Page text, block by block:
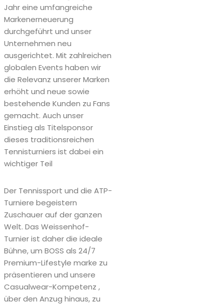
Jahr eine umfangreiche
Markenerneuerung
durchgeführt und unser
Unternehmen neu
ausgerichtet. Mit zahlreichen
globalen Events haben wir
die Relevanz unserer Marken
erhöht und neue sowie
bestehende Kunden zu Fans
gemacht. Auch unser
Einstieg als Titelsponsor
dieses traditionsreichen
Tennisturniers ist dabei ein
wichtiger Teil
Der Tennissport und die ATP-
Turniere begeistern
Zuschauer auf der ganzen
Welt. Das Weissenhof-
Turnier ist daher die ideale
Bühne, um BOSS als 24/7
Premium-Lifestyle marke zu
präsentieren und unsere
Casualwear-Kompetenz ,
über den Anzug hinaus, zu